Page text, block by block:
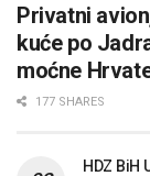
Privatni
kuće po
moćne
177 SHARES
HDZ BiH